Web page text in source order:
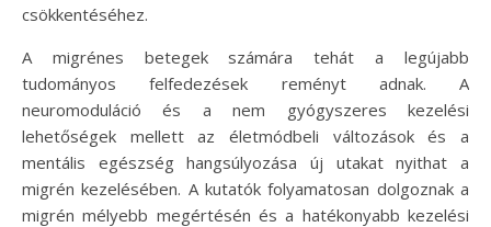
csökkentéséhez.
A migrénes betegek számára tehát a legújabb
tudományos felfedezések reményt adnak. A
neuromoduláció és a nem gyógyszeres kezelési
lehetőségek mellett az életmódbeli változások és a
mentális egészség hangsúlyozása új utakat nyithat a
migrén kezelésében. A kutatók folyamatosan dolgoznak a
migrén mélyebb megértésén és a hatékonyabb kezelési